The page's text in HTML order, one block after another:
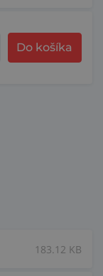
Do košíka
183.12 KB